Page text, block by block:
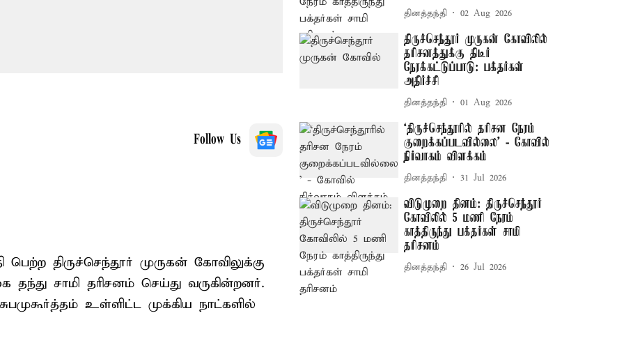
Follow Us
பெற்ற திருச்செந்தூர் முருகன் கோவிலுக்கு
சாமி தரிசனம் செய்து வருகின்றனர்.
உள்ளிட்ட முக்கிய நாட்களில்
தினத்தந்தி 02 Aug 2026
திருச்செந்தூர் முருகன் கோவிலில்
தரிசனத்துக்கு திடீர்
நேரக்கட்டுப்பாடு: பக்தர்கள்
அதிர்ச்சி
தினத்தந்தி 01 Aug 2026
‘திருச்செந்தூரில் தரிசன நேரம்
குறைக்கப்படவில்லை’ - கோவில்
நிர்வாகம் விளக்கம்
தினத்தந்தி 31 Jul 2026
விடுமுறை தினம்: திருச்செந்தூர்
கோவிலில் 5 மணி நேரம்
காத்திருந்து பக்தர்கள் சாமி
தரிசனம்
தினத்தந்தி 26 Jul 2026